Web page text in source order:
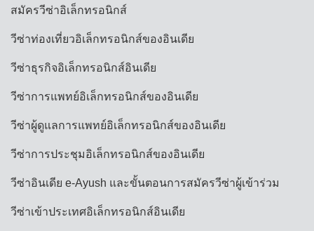
สมัครวีซ่าอิเล็กทรอนิกส์
วีซ่าท่องเที่ยวอิเล็กทรอนิกส์ของอินเดีย
วีซ่าธุรกิจอิเล็กทรอนิกส์อินเดีย
วีซ่าการแพทย์อิเล็กทรอนิกส์ของอินเดีย
วีซ่าผู้ดูแลการแพทย์อิเล็กทรอนิกส์ของอินเดีย
วีซ่าการประชุมอิเล็กทรอนิกส์ของอินเดีย
วีซ่าอินเดีย e-Ayush และขั้นตอนการสมัครวีซ่าผู้เข้าร่วม
วีซ่าเข้าประเทศอิเล็กทรอนิกส์อินเดีย